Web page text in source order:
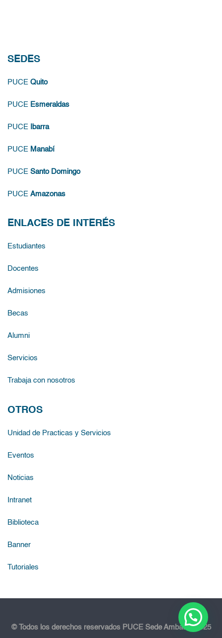
SEDES
PUCE Quito
PUCE Esmeraldas
PUCE Ibarra
PUCE Manabí
PUCE Santo Domingo
PUCE Amazonas
ENLACES DE INTERÉS
Estudiantes
Docentes
Admisiones
Becas
Alumni
Servicios
Trabaja con nosotros
OTROS
Unidad de Practicas y Servicios
Eventos
Noticias
Intranet
Biblioteca
Banner
Tutoriales
© Todos los derechos reservados PUCE Sede Ambato - 2025